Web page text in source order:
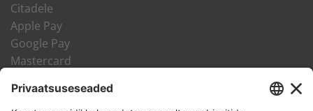
Citadele
Apple Pay
Google Pay
Mastercard
LHV Järelmaks